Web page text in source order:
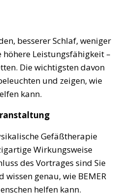
besserer Schlaf, weniger
höhere Leistungsfähigkeit –
Die wichtigsten davon
und zeigen, wie
kann.
Gefäßtherapie
Wirkungsweise
des Vortrages sind Sie
genau, wie BEMER
helfen kann.